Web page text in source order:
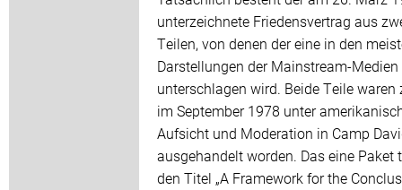
unterzeichnete Friedensvertrag aus
Teilen, von denen der eine in den
Darstellungen der Mainstream-
unterschlagen wird. Beide Teile waren
im September 1978 unter
Aufsicht und Moderation in Camp
ausgehandelt worden. Das eine Paket
den Titel „A Framework for the